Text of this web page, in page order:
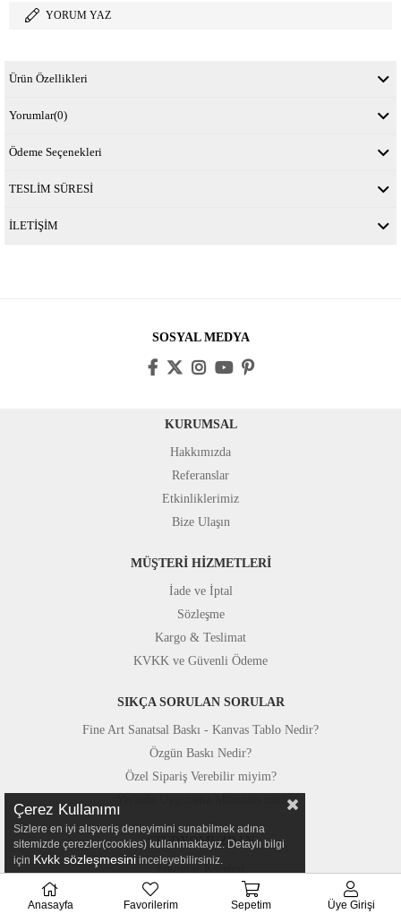
YORUM YAZ
Ürün Özellikleri
Yorumlar(0)
Ödeme Seçenekleri
TESLİM SÜRESİ
İLETİŞİM
SOSYAL MEDYA
KURUMSAL
Hakkımızda
Referanslar
Etkinliklerimiz
Bize Ulaşın
MÜŞTERİ HİZMETLERİ
İade ve İptal
Sözleşme
Kargo & Teslimat
KVKK ve Güvenli Ödeme
SIKÇA SORULAN SORULAR
Fine Art Sanatsal Baskı - Kanvas Tablo Nedir?
Özgün Baskı Nedir?
Özel Sipariş Verebilir miyim?
STÜDYOMUZDAN
Fotoğraf Kareleri
Basında Canvastar
Çerez Kullanımı
Sizlere en iyi alışveriş deneyimini sunabilmek adına
sitemizde çerezler(cookies) kullanmaktayız. Detaylı bilgi
için Kvkk sözleşmesini inceleyebilirsiniz.
Anasayfa Favorilerim Sepetim Üye Girişi